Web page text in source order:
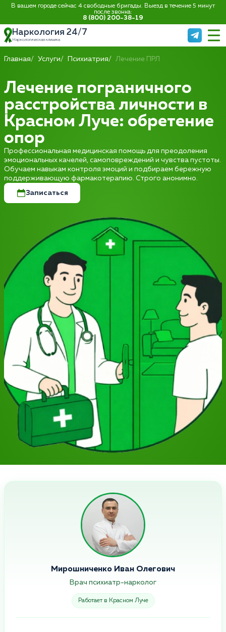
В вашем городе сейчас 4 свободные бригады. Выезд в течение 5 минут
после звонка:
8 (800) 200-38-19
Наркология 24/7
Наркологическая клиника
Главная Услуги Психиатрия Лечение ПРЛ
Лечение пограничного
расстройства личности в
Красном Луче: обретение
опор
Профессиональная медицинская помощь для преодоления
эмоциональных качелей, самоповреждений и чувства пустоты.
Обучаем навыкам контроля эмоций и подбираем бережную
поддерживающую фармакотерапию. Строго анонимно.
Записаться
Мирошниченко Иван Олегович
Врач психиатр-нарколог
Работает в Красном Луче